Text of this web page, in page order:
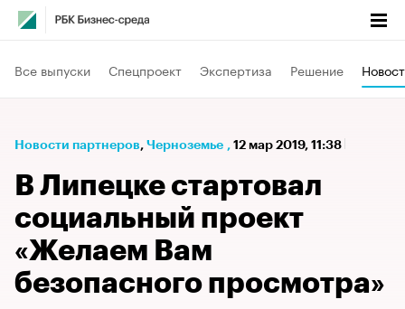
Все выпуски Спецпроект Экспертиза Решение
Новости партнеров⁠, Черноземье , 12 мар 2019, 11:38
В Липецке стартовал
социальный проект
«Желаем Вам
безопасного просмотра»